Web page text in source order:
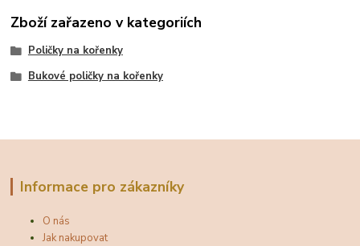
Zboží zařazeno v kategoriích
Poličky na kořenky
Bukové poličky na kořenky
Informace pro zákazníky
O nás
Jak nakupovat